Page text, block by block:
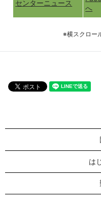
センターニュース
へ
※横スクロー
は